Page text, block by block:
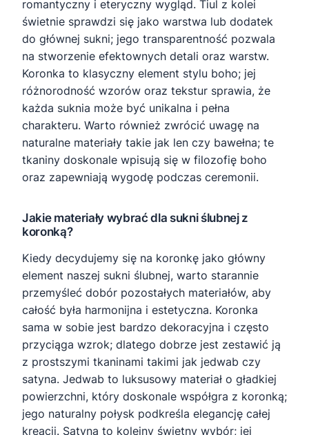
romantyczny i eteryczny wygląd. Tiul z kolei
świetnie sprawdzi się jako warstwa lub dodatek
do głównej sukni; jego transparentność pozwala
na stworzenie efektownych detali oraz warstw.
Koronka to klasyczny element stylu boho; jej
różnorodność wzorów oraz tekstur sprawia, że
każda suknia może być unikalna i pełna
charakteru. Warto również zwrócić uwagę na
naturalne materiały takie jak len czy bawełna; te
tkaniny doskonale wpisują się w filozofię boho
oraz zapewniają wygodę podczas ceremonii.
Jakie materiały wybrać dla sukni ślubnej z
koronką?
Kiedy decydujemy się na koronkę jako główny
element naszej sukni ślubnej, warto starannie
przemyśleć dobór pozostałych materiałów, aby
całość była harmonijna i estetyczna. Koronka
sama w sobie jest bardzo dekoracyjna i często
przyciąga wzrok; dlatego dobrze jest zestawić ją
z prostszymi tkaninami takimi jak jedwab czy
satyna. Jedwab to luksusowy materiał o gładkiej
powierzchni, który doskonale współgra z koronką;
jego naturalny połysk podkreśla elegancję całej
kreacji. Satyna to kolejny świetny wybór; jej